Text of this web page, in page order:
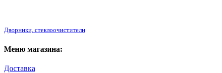
Дворники, стеклоочистители
Меню магазина:
Доставка